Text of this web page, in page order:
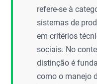
refere-se à
sistemas de
em critérios
sociais. No
distinção é
como o manejo